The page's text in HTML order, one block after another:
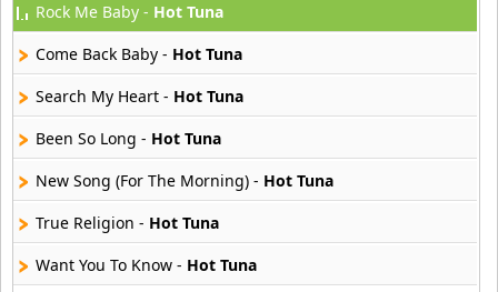
Atajo
22 músicas online
Banane Metalik
26 músicas online
16 músicas online
Beady Eye
16 músicas online
Rock Me Baby - Hot Tuna
Come Back Baby - Hot Tuna
Search My Heart - Hot Tuna
Been So Long - Hot Tuna
New Song (For The Morning) - Hot Tuna
True Religion - Hot Tuna
Want You To Know - Hot Tuna